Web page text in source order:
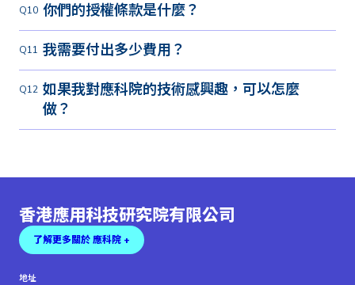
你們的授權條款是什麼？
我需要付出多少費用？
如果我對應科院的技術感興趣，可以怎麼
做？
香港應用科技研究院有限公司
了解更多關於 應科院 +
地址